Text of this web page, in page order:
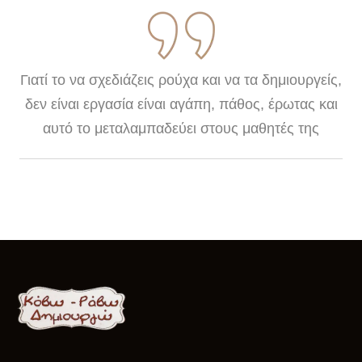
Γιατί το να σχεδιάζεις ρούχα και να τα δημιουργείς,
δεν είναι εργασία είναι αγάπη, πάθος, έρωτας και
αυτό το μεταλαμπαδεύει στους μαθητές της